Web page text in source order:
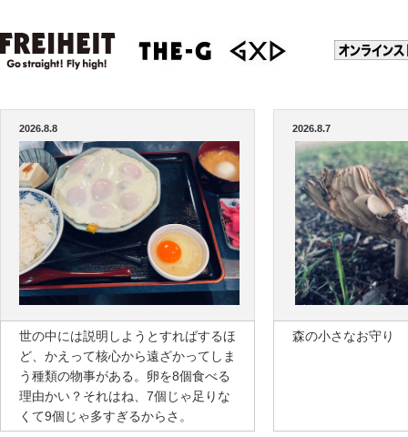
2026.8.8
世の中には説明しようとすればするほ
ど、かえって核心から遠ざかってしま
う種類の物事がある。卵を8個食べる
理由かい？それはね、7個じゃ足りな
くて9個じゃ多すぎるからさ。
2026.8.7
森の小さなお守り